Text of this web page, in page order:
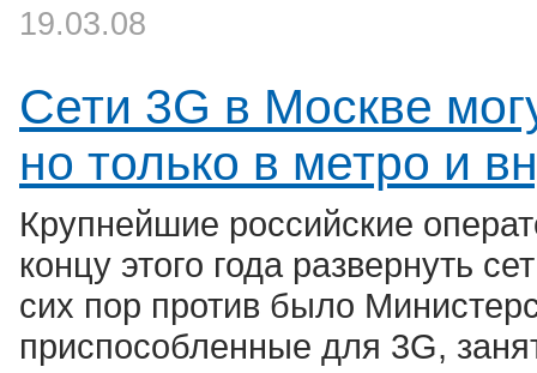
19.03.08
Сети 3G в Москве
но только в метро и
Крупнейшие российские
концу этого года развернуть
сих пор против было
приспособленные для 3G,